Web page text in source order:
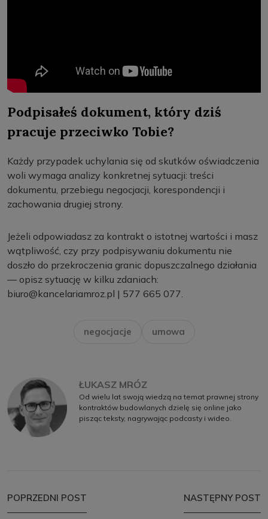
Podpisałeś dokument, który dziś
pracuje przeciwko Tobie?
Każdy przypadek uchylania się od skutków oświadczenia
woli wymaga analizy konkretnej sytuacji: treści
dokumentu, przebiegu negocjacji, korespondencji i
zachowania drugiej strony.
Jeżeli odpowiadasz za kontrakt o istotnej wartości i masz
wątpliwość, czy przy podpisywaniu dokumentu nie
doszło do przekroczenia granic dopuszczalnego działania
— opisz sytuację w kilku zdaniach:
biuro@kancelariamroz.pl | 577 665 077.
negocjacje umowa
ŁUKASZ MRÓZ
Od wielu lat swoją wiedzą na temat prawnej strony
kontraktów budowlanych dzielę się online jako
pisząc teksty, nagrywając podcasty i wideo.
POPRZEDNI POST NASTĘPNY POST